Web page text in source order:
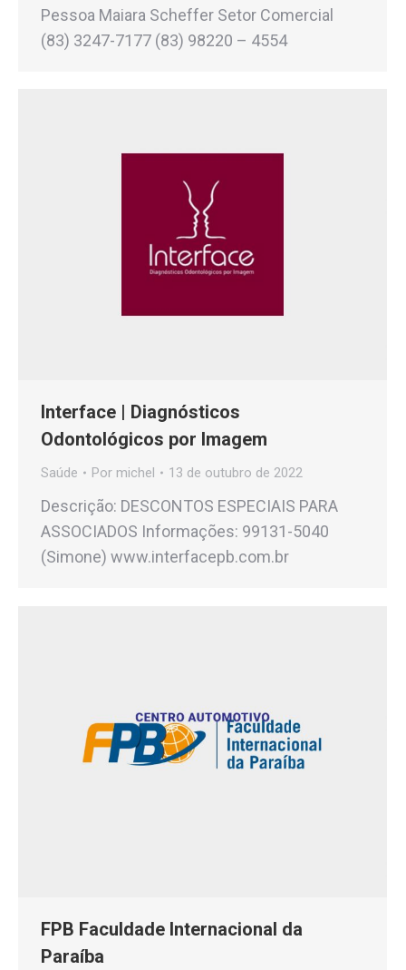
Pessoa Maiara Scheffer Setor Comercial
(83) 3247-7177 (83) 98220 – 4554
Interface | Diagnósticos
Odontológicos por Imagem
Saúde Por michel 13 de outubro de 2022
Descrição: DESCONTOS ESPECIAIS PARA
ASSOCIADOS Informações: 99131-5040
(Simone) www.interfacepb.com.br
FPB Faculdade Internacional da
Paraíba